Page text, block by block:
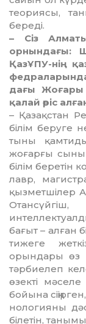
теориясы,
береді.
– Сіз
орнындағы:
ҚазҰПУ-нің
дағы Жоғары
қалай өріс
– Қазақстан
білім беруге
ты­ны
жоғарғы
білім
лавр,
қызметшілер
бағыт – алған
тижеге
орындары өз
тәрбиелеп
өзекті
бойына
но­логияны
білетін,